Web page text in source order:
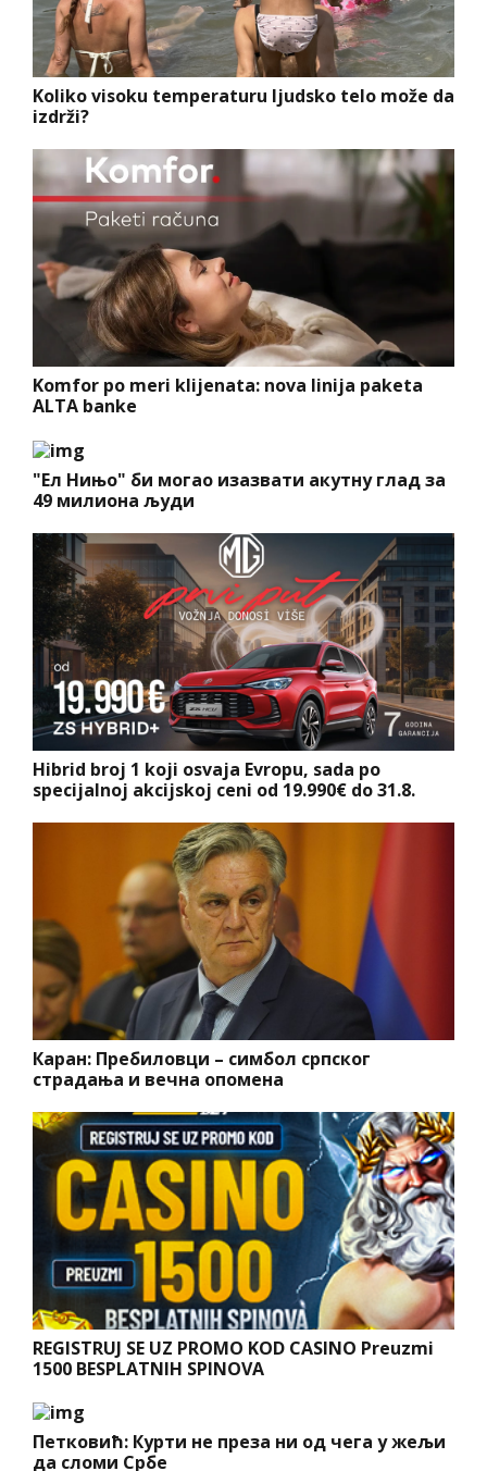
Koliko visoku temperaturu ljudsko telo može da
izdrži?
Komfor po meri klijenata: nova linija paketa
ALTA banke
"Ел Нињо" би могао изазвати акутну глад за
49 милиона људи
Hibrid broj 1 koji osvaja Evropu, sada po
specijalnoj akcijskoj ceni od 19.990€ do 31.8.
Каран: Пребиловци – симбол српског
страдања и вечна опомена
REGISTRUJ SE UZ PROMO KOD CASINO Preuzmi
1500 BESPLATNIH SPINOVA
Петковић: Курти не преза ни од чега у жељи
да сломи Србе